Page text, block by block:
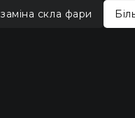
заміна скла фари